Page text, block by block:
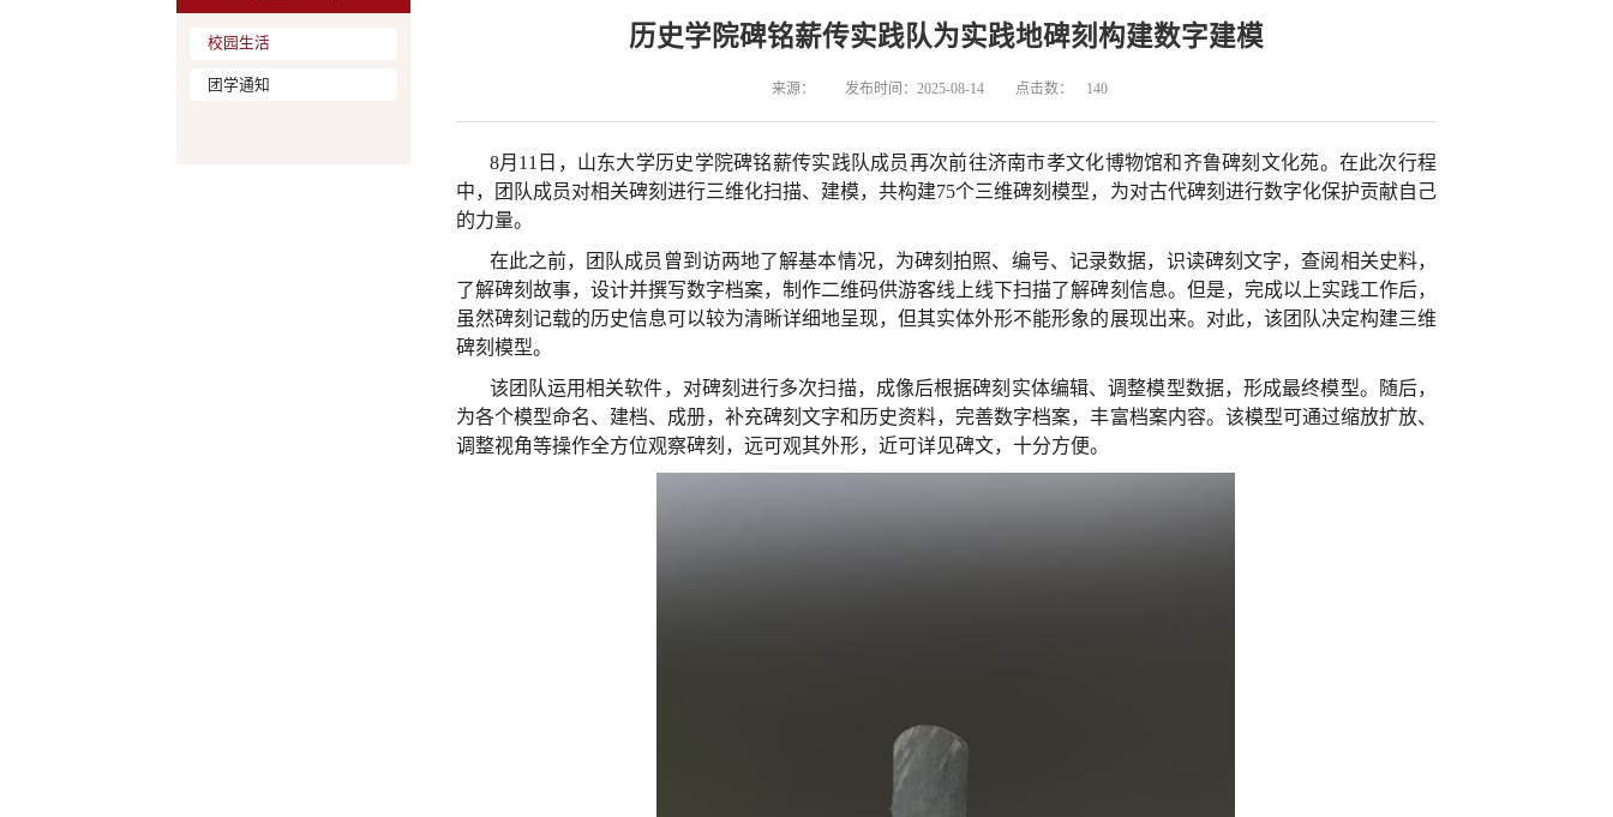
校园生活
团学通知
历史学院碑铭薪传实践队为实践地碑刻构建数字建模
来源： 发布时间：2025-08-14 点击数： 140
8月11日，山东大学历史学院碑铭薪传实践队成员再次前往济南市孝文化博物馆和齐鲁碑刻文化苑。在此次行程
中，团队成员对相关碑刻进行三维化扫描、建模，共构建75个三维碑刻模型，为对古代碑刻进行数字化保护贡献自己
的力量。
在此之前，团队成员曾到访两地了解基本情况，为碑刻拍照、编号、记录数据，识读碑刻文字，查阅相关史料，
了解碑刻故事，设计并撰写数字档案，制作二维码供游客线上线下扫描了解碑刻信息。但是，完成以上实践工作后，
虽然碑刻记载的历史信息可以较为清晰详细地呈现，但其实体外形不能形象的展现出来。对此，该团队决定构建三维
碑刻模型。
该团队运用相关软件，对碑刻进行多次扫描，成像后根据碑刻实体编辑、调整模型数据，形成最终模型。随后，
为各个模型命名、建档、成册，补充碑刻文字和历史资料，完善数字档案，丰富档案内容。该模型可通过缩放扩放、
调整视角等操作全方位观察碑刻，远可观其外形，近可详见碑文，十分方便。